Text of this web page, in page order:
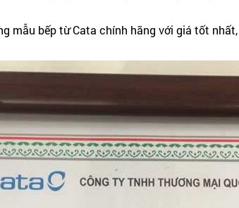
mẫu bếp từ Cata chính hãng với giá tốt